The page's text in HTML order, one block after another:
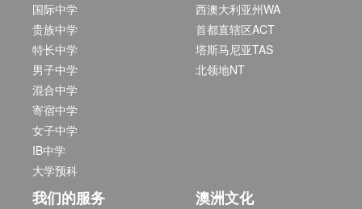
国际中学
贵族中学
特长中学
男子中学
混合中学
寄宿中学
女子中学
IB中学
大学预科
西澳大利亚州WA
首都直辖区ACT
塔斯马尼亚TAS
北领地NT
我们的服务 澳洲文化